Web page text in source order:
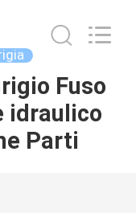
Fuso
idraulico
Parti